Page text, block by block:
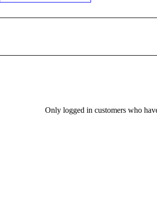
Only logged in customers who